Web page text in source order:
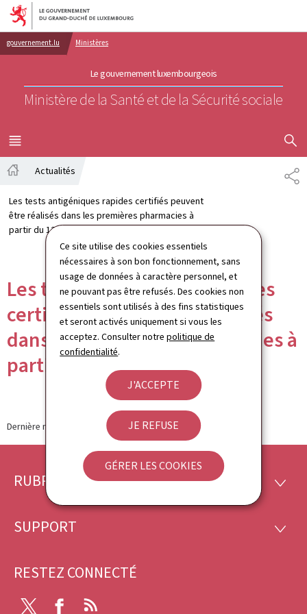
Ce site utilise des cookies essentiels
nécessaires à son bon fonctionnement, sans
usage de données à caractère personnel, et
ne pouvant pas être refusés. Des cookies non
essentiels sont utilisés à des fins statistiques
et seront activés uniquement si vous les
acceptez. Consulter notrepolitique de
confidentialité.
J'ACCEPTE
JE REFUSE
GÉRER LES COOKIES
Aller au menu principal
Aller au contenu
gouvernement.lu Ministères
Le gouvernement luxembourgeois
Ministère de la Santé et de la Sécurité sociale
MENU
PRINCIPAL
Actualités
Les tests antigéniques rapides certifiés peuvent
être réalisés dans les premières pharmacies à
partir du 12 mai
Les tests antigéniques rapides
certifiés peuvent être réalisés
dans les premières pharmacies à
partir du 12 mai
Dernière modification le 12.05.2021
Pied
page
RUBRIQUES
SUPPORT
RESTEZ CONNECTÉ
Facebook